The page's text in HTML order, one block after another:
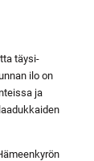
täysi-
ilo on
ja